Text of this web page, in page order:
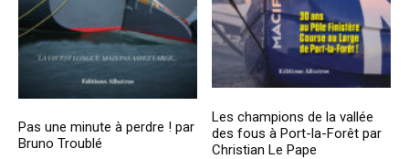
Pas une minute à perdre ! par
Bruno Troublé
Les champions de la vallée
des fous à Port-la-Forêt par
Christian Le Pape